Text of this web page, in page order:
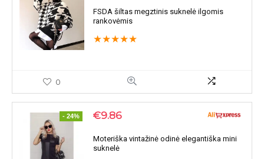
FSDA šiltas megztinis suknelė ilgomis
rankovėmis
★★★★★
0
- 24% €9.86
Moteriška vintažinė odinė elegantiška mini
suknelė